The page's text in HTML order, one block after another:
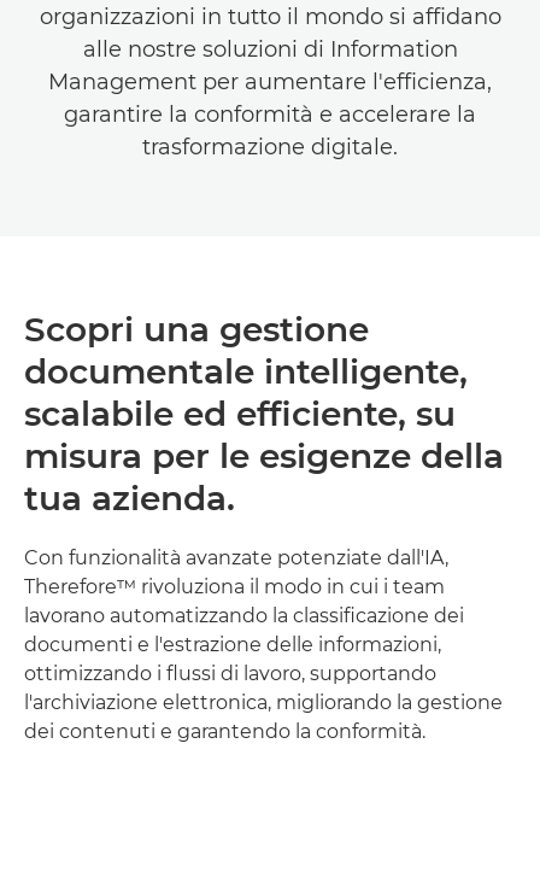
organizzazioni in tutto il mondo si affidano
alle nostre soluzioni di Information
Management per aumentare l'efficienza,
garantire la conformità e accelerare la
trasformazione digitale.
Scopri una gestione
documentale intelligente,
scalabile ed efficiente, su
misura per le esigenze della
tua azienda.
Con funzionalità avanzate potenziate dall'IA,
Therefore™ rivoluziona il modo in cui i team
lavorano automatizzando la classificazione dei
documenti e l'estrazione delle informazioni,
ottimizzando i flussi di lavoro, supportando
l'archiviazione elettronica, migliorando la gestione
dei contenuti e garantendo la conformità.